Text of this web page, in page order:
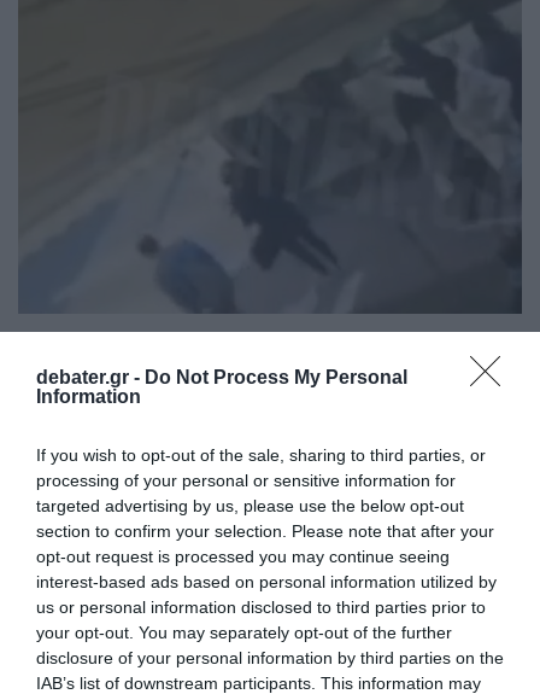
debater.gr - Do Not Process My Personal
Information
If you wish to opt-out of the sale, sharing to third parties, or
processing of your personal or sensitive information for
targeted advertising by us, please use the below opt-out
section to confirm your selection. Please note that after your
opt-out request is processed you may continue seeing
interest-based ads based on personal information utilized by
us or personal information disclosed to third parties prior to
your opt-out. You may separately opt-out of the further
disclosure of your personal information by third parties on the
IAB’s list of downstream participants. This information may
Ίλιον: Η στιγμή που οι επιβάτες
απομακρύνονται από το λεωφορείο που
Στο λεωφορείο επέβαιναν εκείνη την στιγμή 15 άτομα
04.05.2026 - 16:14